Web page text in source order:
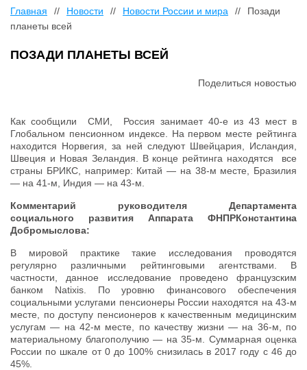
Главная // Новости // Новости России и мира //
Позади
планеты всей
ПОЗАДИ ПЛАНЕТЫ ВСЕЙ
Поделиться новостью
Как сообщили СМИ, Россия занимает 40-е из 43 мест в
Глобальном пенсионном индексе. На первом месте рейтинга
находится Норвегия, за ней следуют Швейцария, Исландия,
Швеция и Новая Зеландия. В конце рейтинга находятся все
страны БРИКС, например: Китай — на 38-м месте, Бразилия
— на 41-м, Индия — на 43-м.
Комментарий руководителя Департамента
социального развития Аппарата ФНПРКонстантина
Добромыслова:
В мировой практике такие исследования проводятся
регулярно различными рейтинговыми агентствами. В
частности, данное исследование проведено французским
банком Natixis. По уровню финансового обеспечения
социальными услугами пенсионеры России находятся на 43-м
месте, по доступу пенсионеров к качественным медицинским
услугам — на 42-м месте, по качеству жизни — на 36-м, по
материальному благополучию — на 35-м. Суммарная оценка
России по шкале от 0 до 100% снизилась в 2017 году с 46 до
45%.